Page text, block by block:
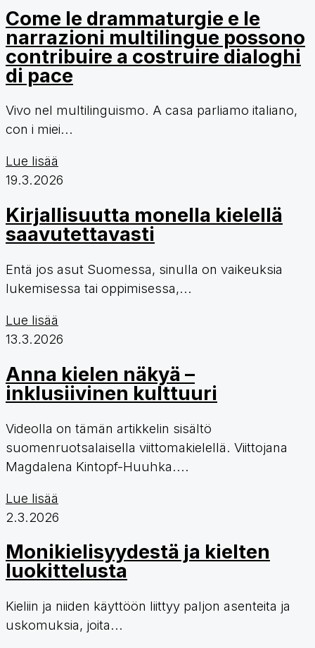
Come le drammaturgie e le
narrazioni multilingue possono
contribuire a costruire dialoghi
di pace
Vivo nel multilinguismo. A casa parliamo italiano,
con i miei...
Lue lisää
19.3.2026
Kirjallisuutta monella kielellä
saavutettavasti
Entä jos asut Suomessa, sinulla on vaikeuksia
lukemisessa tai oppimisessa,...
Lue lisää
13.3.2026
Anna kielen näkyä –
inklusiivinen kulttuuri
Videolla on tämän artikkelin sisältö
suomenruotsalaisella viittomakielellä. Viittojana
Magdalena Kintopf-Huuhka....
Lue lisää
2.3.2026
Monikielisyydestä ja kielten
luokittelusta
Kieliin ja niiden käyttöön liittyy paljon asenteita ja
uskomuksia, joita...